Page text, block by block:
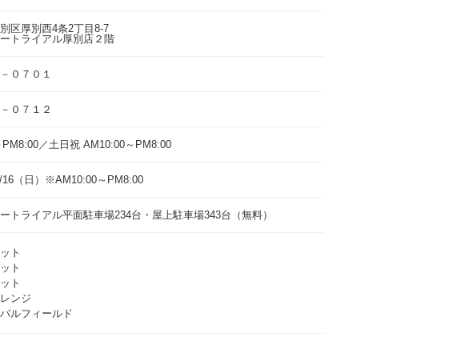
区厚別西4条2丁目8-7
トライアル厚別店２階
０７０１
０７１２
／土日祝 AM10:00～PM8:00
16（日）※AM10:00～PM8:00
トライアル平面駐車場234台・屋上駐車場343台（無料）
ト
ト
ト
ンジ
ルフィールド